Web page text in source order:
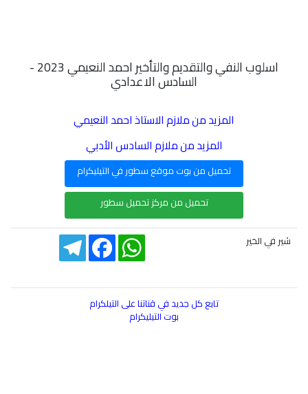
اسلوب النفي والتقديم والتأخير احمد النعيمي 2023 -
السادس الاعدادي
المزيد من ملازم الاستاذ احمد النعيمي
المزيد من ملازم السادس الأدبي
تحميل من بوت موقع سطور في التيليكرام
تحميل من مركز تحميل سطور
شير في الخير TelegramFacebookWhatsApp
تابع كل جديد في قناتنا على التيلكرام
بوت التيليكرام